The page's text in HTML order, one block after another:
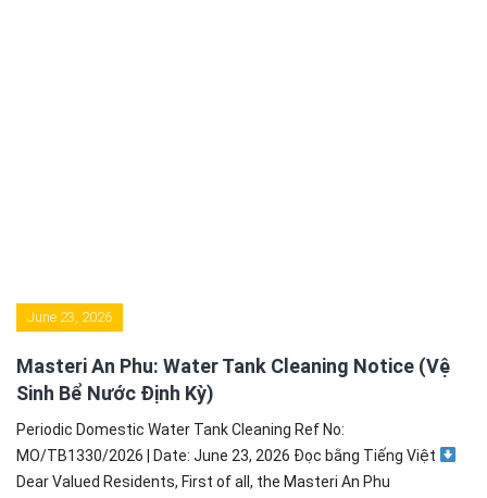
June 23, 2026
Masteri An Phu: Water Tank Cleaning Notice (Vệ
Sinh Bể Nước Định Kỳ)
Periodic Domestic Water Tank Cleaning Ref No:
MO/TB1330/2026 | Date: June 23, 2026 Đọc bằng Tiếng Việt
Dear Valued Residents, First of all, the Masteri An Phu